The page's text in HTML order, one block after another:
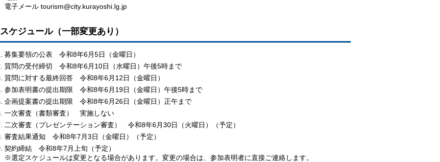
電子メール tourism@city.kurayoshi.lg.jp
スケジュール（一部変更あり）
募集要領の公表 令和8年6月5日（金曜日）
質問の受付締切 令和8年6月10日（水曜日）午後5時まで
質問に対する最終回答 令和8年6月12日（金曜日）
参加表明書の提出期限 令和8年6月19日（金曜日）午後5時まで
企画提案書の提出期限 令和8年6月26日（金曜日）正午まで
一次審査（書類審査） 実施しない
二次審査（プレゼンテーション審査） 令和8年6月30日（火曜日）（予定）
審査結果通知 令和8年7月3日（金曜日）（予定）
契約締結 令和8年7月上旬（予定）
※選定スケジュールは変更となる場合があります。変更の場合は、参加表明者に直接ご連絡します。